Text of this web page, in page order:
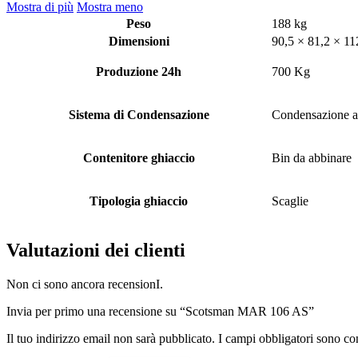
Mostra di più Mostra meno
Peso
188 kg
Dimensioni
90,5 × 81,2 ×
Produzione 24h 700 Kg
Sistema di Condensazione Condensazione
Contenitore ghiaccio Bin da abbinare
Tipologia ghiaccio Scaglie
Valutazioni dei clienti
Non ci sono ancora recensionI.
Invia per primo una recensione su “Scotsman MAR 106 AS”
Il tuo indirizzo email non sarà pubblicato. I campi obbligatori sono